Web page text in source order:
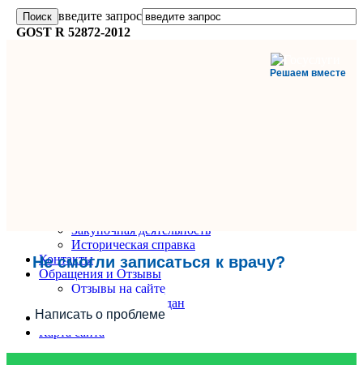
введите запрос
GOST R 52872-2012
Решаем вместе
Не смогли записаться к врачу?
Написать о проблеме
Закупочная деятельность
Историческая справка
Контакты
Обращения и Отзывы
Отзывы на сайте
Обращения граждан
Вопрос-Ответ
Карта сайта